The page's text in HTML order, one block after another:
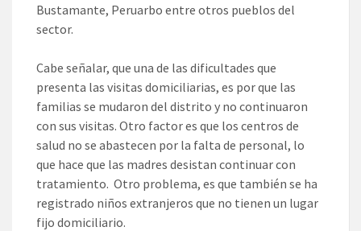
Bustamante, Peruarbo entre otros pueblos del
sector.
Cabe señalar, que una de las dificultades que
presenta las visitas domiciliarias, es por que las
familias se mudaron del distrito y no continuaron
con sus visitas. Otro factor es que los centros de
salud no se abastecen por la falta de personal, lo
que hace que las madres desistan continuar con
tratamiento. Otro problema, es que también se ha
registrado niños extranjeros que no tienen un lugar
fijo domiciliario.